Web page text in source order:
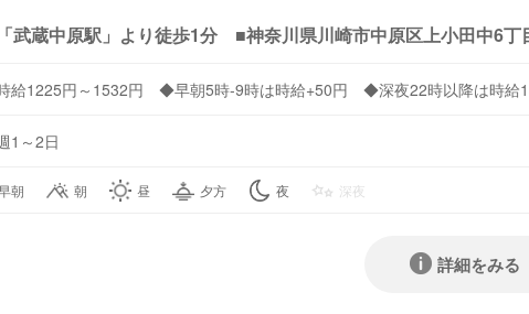
武蔵中原駅」より徒歩1分 ■神奈川県川崎市中原区上小田中6丁
給1225円～1532円 ◆早朝5時-9時は時給+50円 ◆深夜22時以降は時
1～2日
朝 朝 昼 夕方 夜 深夜
詳細をみる